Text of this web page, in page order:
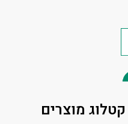
קטלוג מוצרים